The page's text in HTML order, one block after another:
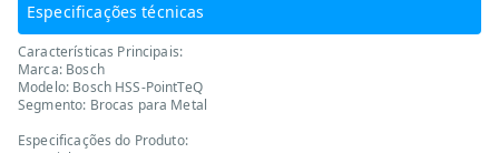
Especificações técnicas
Características Principais:
Marca: Bosch
Modelo: Bosch HSS-PointTeQ
Segmento: Brocas para Metal
Especificações do Produto: